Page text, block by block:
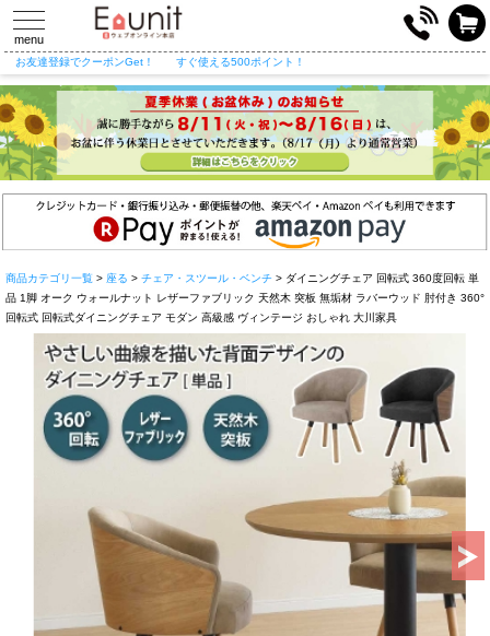
toggle
navigation
menu
お友達登録でクーポンGet！ すぐ使える500ポイント！
商品カテゴリ一覧 > 座る > チェア・スツール・ベンチ > ダイニングチェア 回転式 360度回転 単
品 1脚 オーク ウォールナット レザーファブリック 天然木 突板 無垢材 ラバーウッド 肘付き 360°
回転式 回転式ダイニングチェア モダン 高級感 ヴィンテージ おしゃれ 大川家具